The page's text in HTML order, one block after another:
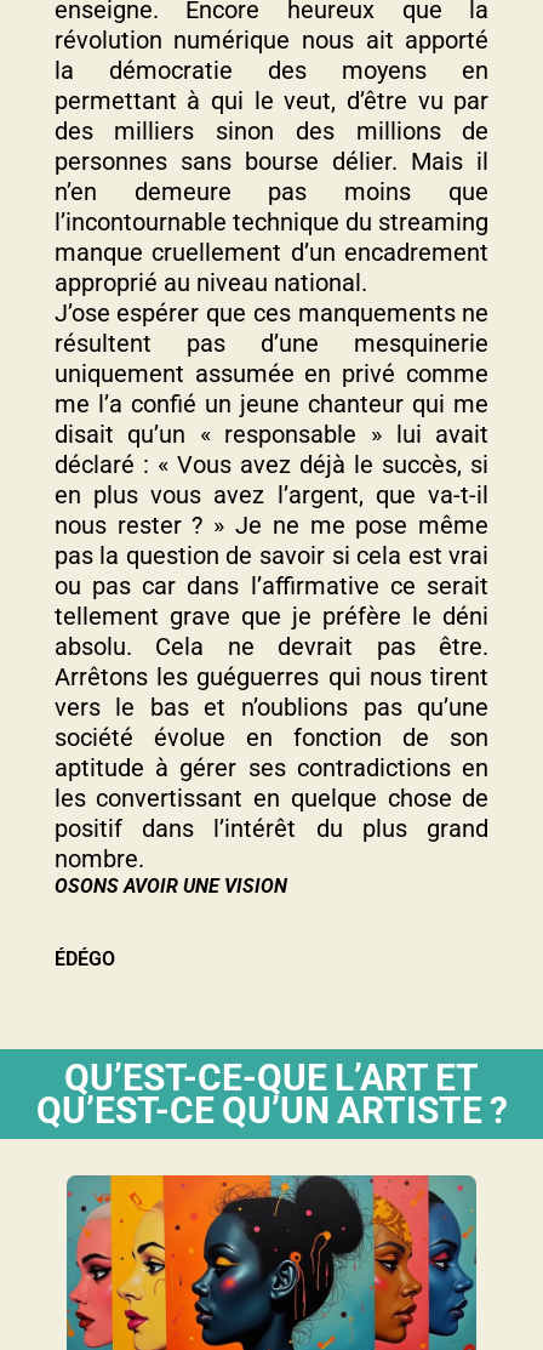
enseigne. Encore heureux que la
révolution numérique nous ait apporté
la démocratie des moyens en
permettant à qui le veut, d’être vu par
des milliers sinon des millions de
personnes sans bourse délier. Mais il
n’en demeure pas moins que
l’incontournable technique du streaming
manque cruellement d’un encadrement
approprié au niveau national.
J’ose espérer que ces manquements ne
résultent pas d’une mesquinerie
uniquement assumée en privé comme
me l’a confié un jeune chanteur qui me
disait qu’un « responsable » lui avait
déclaré : « Vous avez déjà le succès, si
en plus vous avez l’argent, que va-t-il
nous rester ? » Je ne me pose même
pas la question de savoir si cela est vrai
ou pas car dans l’affirmative ce serait
tellement grave que je préfère le déni
absolu. Cela ne devrait pas être.
Arrêtons les guéguerres qui nous tirent
vers le bas et n’oublions pas qu’une
société évolue en fonction de son
aptitude à gérer ses contradictions en
les convertissant en quelque chose de
positif dans l’intérêt du plus grand
nombre.
OSONS AVOIR UNE VISION
ÉDÉGO
QU’EST-CE-QUE L’ART ET
QU’EST-CE QU’UN ARTISTE ?